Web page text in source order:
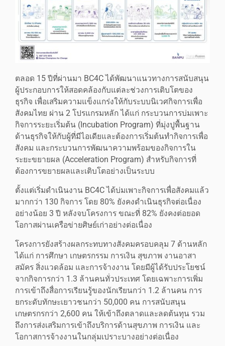
ตลอด 15 ปีที่ผ่านมา BC4C ได้พัฒนาแนวทางการสนับสนุน
ผู้ประกอบการให้สอดคล้องกับแต่ละช่วงการเติบโตของ
ธุรกิจ เพื่อเสริมความแข็งแกร่งให้กับระบบนิเวศกิจการเพื่อ
สังคมไทย ผ่าน 2 โปรแกรมหลัก ได้แก่ กระบวนการบ่มเพาะ
กิจการระยะเริ่มต้น (Incubation Program) ที่มุ่งปูพื้นฐาน
ด้านธุรกิจให้กับผู้ที่มีไอเดียและต้องการเริ่มต้นทำกิจการเพื่อ
สังคม และกระบวนการพัฒนาความพร้อมของกิจการใน
ระยะขยายผล (Acceleration Program) สำหรับกิจการที่
ต้องการขยายผลและเติบโตอย่างเป็นระบบ
ตั้งแต่เริ่มดำเนินงาน BC4C ได้บ่มเพาะกิจการเพื่อสังคมแล้ว
มากกว่า 130 กิจการ โดย 80% ยังคงดำเนินธุรกิจต่อเนื่อง
อย่างน้อย 3 ปี หลังจบโครงการ ขณะที่ 82% ยังคงต่อยอด
โอกาสผ่านเครือข่ายศิษย์เก่าอย่างต่อเนื่อง
โครงการยังสร้างผลกระทบทางสังคมครอบคลุม 7 ด้านหลัก
ได้แก่ การศึกษา เกษตรกรรม การเงิน สุขภาพ งานอาสา
สมัคร สิ่งแวดล้อม และการจ้างงาน โดยมีผู้ได้รับประโยชน์
จากกิจการกว่า 1.3 ล้านคนทั่วประเทศ โดยเฉพาะการเพิ่ม
การเข้าถึงสื่อการเรียนรู้ของนักเรียนกว่า 1.2 ล้านคน การ
ยกระดับทักษะเยาวชนกว่า 50,000 คน การสนับสนุน
เกษตรกรกว่า 2,600 คน ให้เข้าถึงตลาดและลดต้นทุน รวม
ถึงการส่งเสริมการเข้าถึงบริการด้านสุขภาพ การเงิน และ
โอกาสการจ้างงานในกลุ่มเปราะบางอย่างต่อเนื่อง